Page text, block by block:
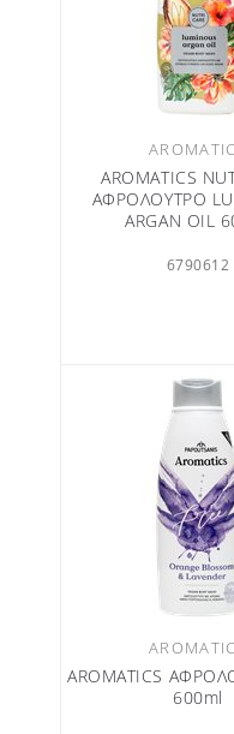
AROMATICS
ΑΦΡΟΛΟΥΤΡΟ
ARGAN OIL
6790612
AROMATICS
600ml